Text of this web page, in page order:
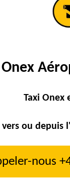
Taxi Onex
vers ou depuis
nous